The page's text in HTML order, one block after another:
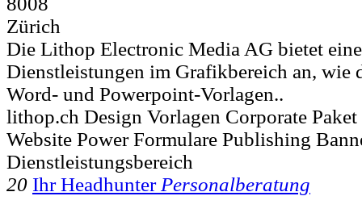
Zürich
Die Lithop Electronic Media AG bietet
Dienstleistungen im Grafikbereich an, wie
Word- und Powerpoint-Vorlagen..
lithop.ch Design Vorlagen Corporate
Website Power Formulare Publishing
Dienstleistungsbereich
20 Ihr Headhunter Personalberatung